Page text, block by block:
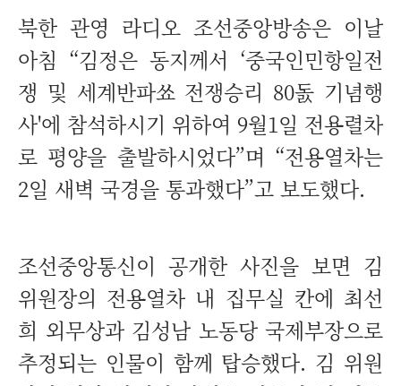
북한 관영 라디오 조선중앙방송은 이날
아침 “김정은 동지께서 ‘중국인민항일전
쟁 및 세계반파쑈 전쟁승리 80돐 기념행
사'에 참석하시기 위하여 9월1일 전용렬차
로 평양을 출발하시었다”며 “전용열차는
2일 새벽 국경을 통과했다”고 보도했다.
조선중앙통신이 공개한 사진을 보면 김
위원장의 전용열차 내 집무실 칸에 최선
희 외무상과 김성남 노동당 국제부장으로
추정되는 인물이 함께 탑승했다. 김 위원